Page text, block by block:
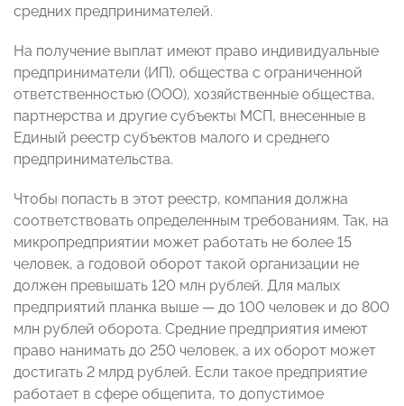
средних предпринимателей.
На получение выплат имеют право индивидуальные
предприниматели (ИП), общества с ограниченной
ответственностью (ООО), хозяйственные общества,
партнерства и другие субъекты МСП, внесенные в
Единый реестр субъектов малого и среднего
предпринимательства.
Чтобы попасть в этот реестр, компания должна
соответствовать определенным требованиям. Так, на
микропредприятии может работать не более 15
человек, а годовой оборот такой организации не
должен превышать 120 млн рублей. Для малых
предприятий планка выше — до 100 человек и до 800
млн рублей оборота. Средние предприятия имеют
право нанимать до 250 человек, а их оборот может
достигать 2 млрд рублей. Если такое предприятие
работает в сфере общепита, то допустимое